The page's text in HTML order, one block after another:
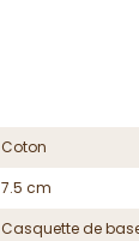
Coton
7.5 cm
Casquette de